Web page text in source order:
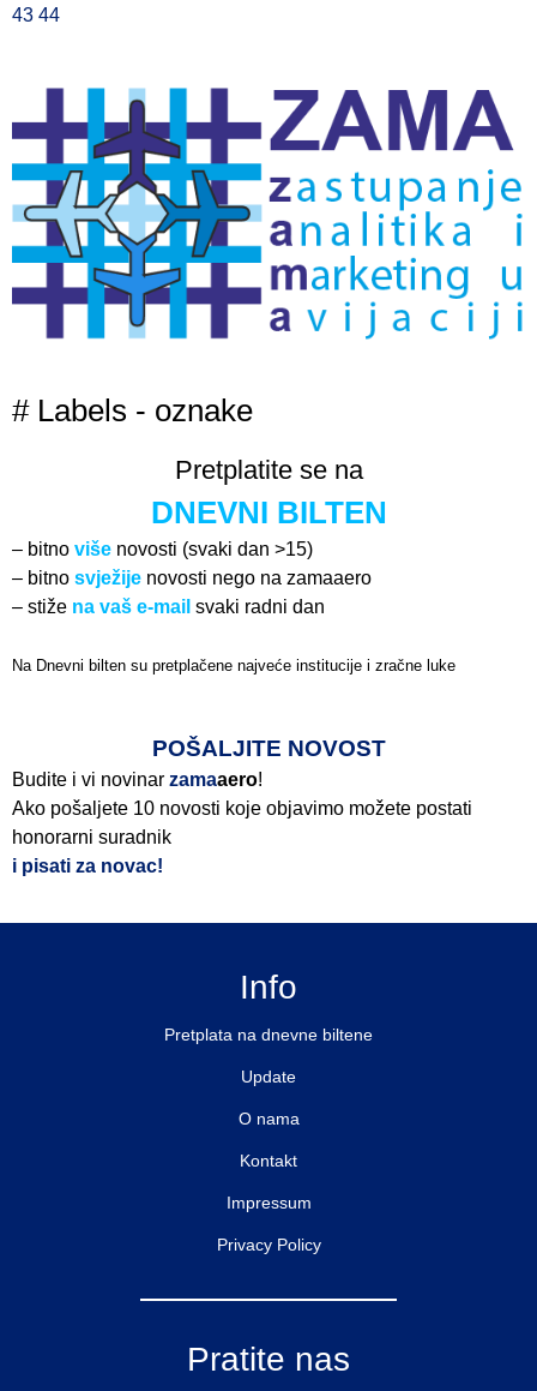
43 44
# Labels - oznake
Pretplatite se na
DNEVNI BILTEN
– bitno više novosti (svaki dan >15)
– bitno svježije novosti nego na zamaaero
– stiže na vaš e-mail svaki radni dan
Na Dnevni bilten su pretplačene najveće institucije i zračne luke
POŠALJITE NOVOST
Budite i vi novinar zamaaero!
Ako pošaljete 10 novosti koje objavimo možete postati
honorarni suradnik
i pisati za novac!
Info
Pretplata na dnevne biltene
Update
O nama
Kontakt
Impressum
Privacy Policy
Pratite nas